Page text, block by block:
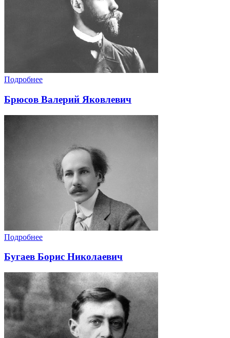
Подробнее
Брюсов Валерий Яковлевич
Подробнее
Бугаев Борис Николаевич